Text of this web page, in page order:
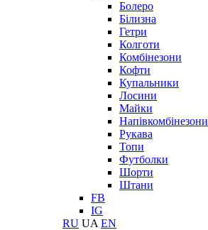
Болеро
Білизна
Гетри
Колготи
Комбінезони
Кофти
Купальники
Лосини
Майки
Напівкомбінезони
Рукава
Топи
Футболки
Шорти
Штани
FB
IG
RU UA EN